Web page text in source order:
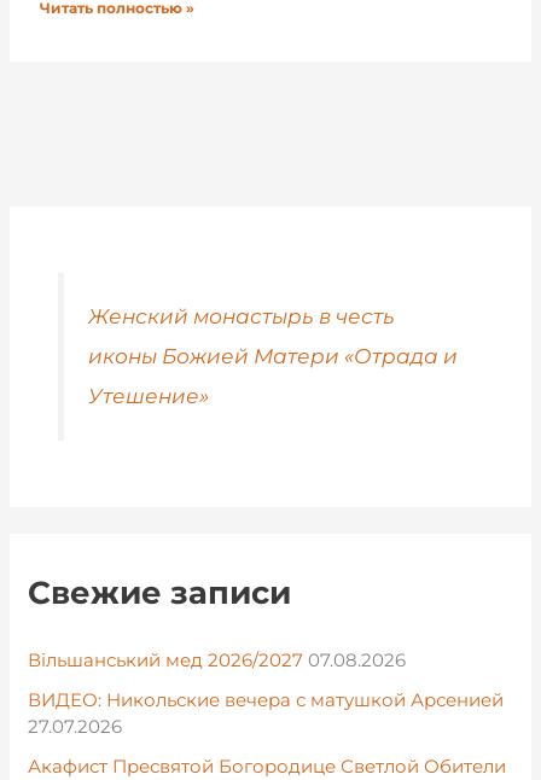
Читать полностью »
Женский монастырь в честь
иконы Божией Матери «Отрада и
Утешение»
Свежие записи
Вільшанський мед 2026/2027 07.08.2026
ВИДЕО: Никольские вечера с матушкой Арсенией
27.07.2026
Акафист Пресвятой Богородице Светлой Обители